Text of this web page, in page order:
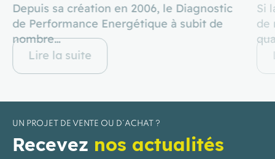
Depuis sa création en 2006, le Diagnostic
de Performance Energétique à subit de
nombre…
Lire la suite
Si
de
UN PROJET DE VENTE OU D’ACHAT ?
Recevez nos actualités